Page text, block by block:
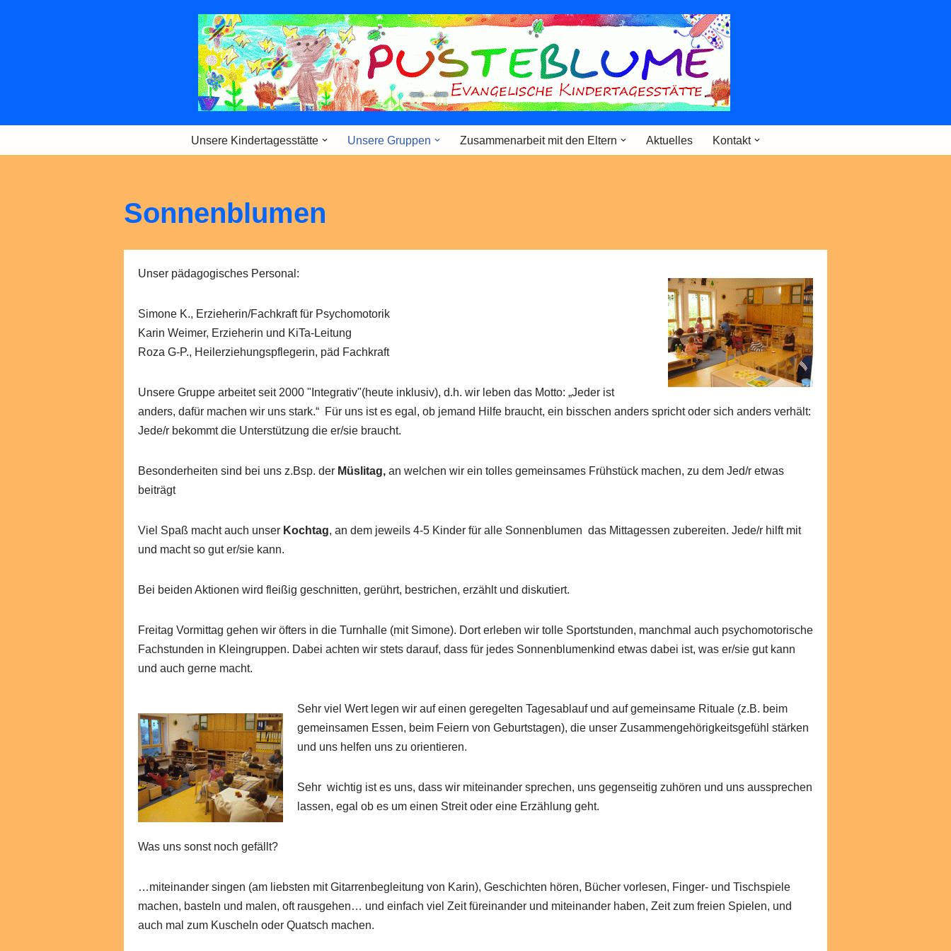
Unsere Kindertagesstätte Unsere Gruppen Zusammenarbeit mit den Eltern Aktuelles Kontakt
Sonnenblumen
Unser pädagogisches Personal:
Simone K., Erzieherin/Fachkraft für Psychomotorik
Karin Weimer, Erzieherin und KiTa-Leitung
Roza G-P., Heilerziehungspflegerin, päd Fachkraft
Unsere Gruppe arbeitet seit 2000 "Integrativ"(heute inklusiv), d.h. wir leben das Motto: „Jeder ist
anders, dafür machen wir uns stark.“ Für uns ist es egal, ob jemand Hilfe braucht, ein bisschen anders spricht oder sich anders verhält:
Jede/r bekommt die Unterstützung die er/sie braucht.
Besonderheiten sind bei uns z.Bsp. der Müslitag, an welchen wir ein tolles gemeinsames Frühstück machen, zu dem Jed/r etwas
beiträgt
Viel Spaß macht auch unser Kochtag, an dem jeweils 4-5 Kinder für alle Sonnenblumen das Mittagessen zubereiten. Jede/r hilft mit
und macht so gut er/sie kann.
Bei beiden Aktionen wird fleißig geschnitten, gerührt, bestrichen, erzählt und diskutiert.
Freitag Vormittag gehen wir öfters in die Turnhalle (mit Simone). Dort erleben wir tolle Sportstunden, manchmal auch psychomotorische
Fachstunden in Kleingruppen. Dabei achten wir stets darauf, dass für jedes Sonnenblumenkind etwas dabei ist, was er/sie gut kann
und auch gerne macht.
Sehr viel Wert legen wir auf einen geregelten Tagesablauf und auf gemeinsame Rituale (z.B. beim
gemeinsamen Essen, beim Feiern von Geburtstagen), die unser Zusammengehörigkeitsgefühl stärken
und uns helfen uns zu orientieren.
Sehr wichtig ist es uns, dass wir miteinander sprechen, uns gegenseitig zuhören und uns aussprechen
lassen, egal ob es um einen Streit oder eine Erzählung geht.
Was uns sonst noch gefällt?
…miteinander singen (am liebsten mit Gitarrenbegleitung von Karin), Geschichten hören, Bücher vorlesen, Finger- und Tischspiele
machen, basteln und malen, oft rausgehen… und einfach viel Zeit füreinander und miteinander haben, Zeit zum freien Spielen, und
auch mal zum Kuscheln oder Quatsch machen.